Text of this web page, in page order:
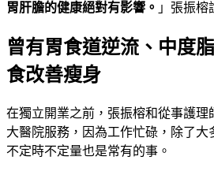
胃肝膽的健康絕對有影響。 」張振榕
曾有胃食道逆流、中度
食改善瘦身
在獨立開業之前，張振榕和從事護理
大醫院服務，因為工作忙碌，除了
不定時不定量也是常有的事。